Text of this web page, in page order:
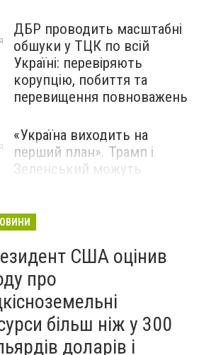
ДБР проводить масштабні
обшуки у ТЦК по всій
Україні: перевіряють
корупцію, побиття та
перевищення повноважень
«Україна виходить на
перший план». Трамп і
Зеленський можуть
навчання зі зміцнення
доброчесності й
ефективного урядування
США оцінив
про
більш ніж у 300
доларів і